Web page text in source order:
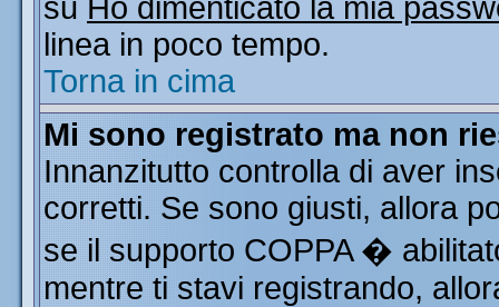
su Ho dimenticato la mia
linea in poco tempo.
Torna in cima
Mi sono registrato ma non
Innanzitutto controlla di aver
corretti. Se sono giusti, allora
se il supporto COPPA �
mentre ti stavi registrando,